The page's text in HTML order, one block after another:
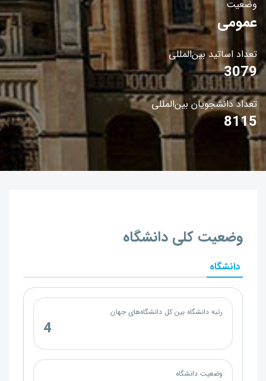
وضعیت
عمومی
تعداد اساتید بین‌المللی
3079
تعداد دانشجویان بین‌المللی
8115
وضعیت کلی دانشگاه
دانشگاه
رتبه دانشگاه بین کل دانشگاه‌های جهان
4
وضعیت دانشگاه